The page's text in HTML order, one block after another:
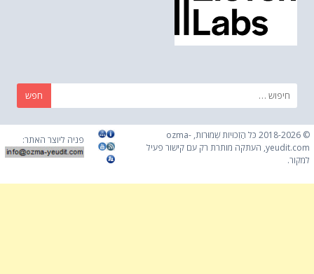
חפש:
© 2018-2026 כֹּל הַזְכוּיוֹת שְׁמוּרוֹת, ozma-
yeudit.com, העתקה מותרת רק עם קישור פעיל
למקור.
פניה ליוצר האתר: